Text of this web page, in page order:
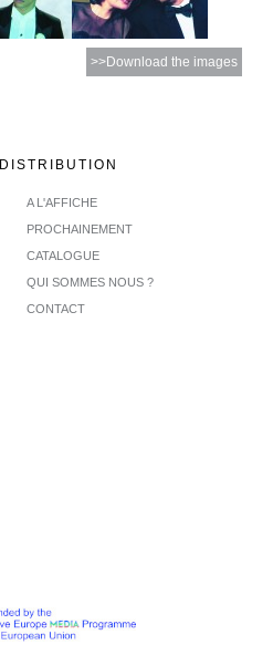
>>Download the images
DISTRIBUTION
A L'AFFICHE
PROCHAINEMENT
CATALOGUE
QUI SOMMES NOUS ?
CONTACT